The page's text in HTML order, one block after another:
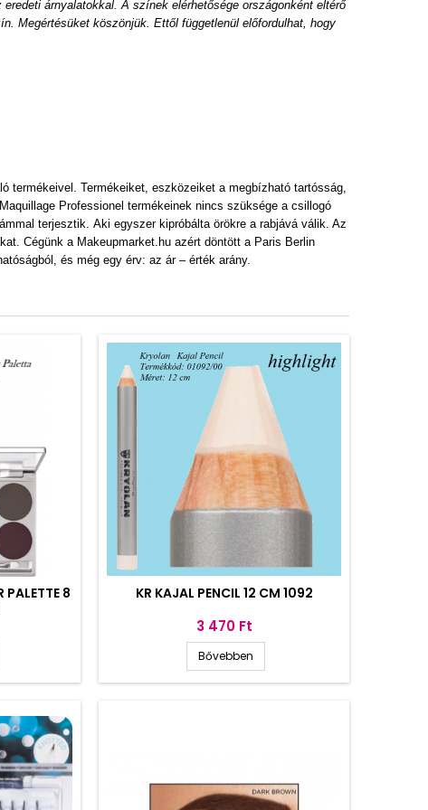
árnyalatokkal. A színek elérhetősége országonként eltérő
Megértésüket köszönjük. Ettől függetlenül előfordulhat, hogy
termékeivel. Termékeiket, eszközeiket a megbízható tartósság,
Professionel termékeinek nincs szüksége a csillogó
terjesztik. Aki egyszer kipróbálta örökre a rabjává válik. Az
Cégünk a Makeupmarket.hu azért döntött a Paris Berlin
és még egy érv: az ár – érték arány.
PALETTE 8
KR KAJAL PENCIL 12 CM 1092
Ár
3 470 Ft
Bővebben